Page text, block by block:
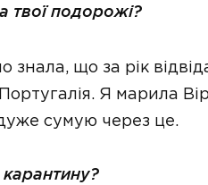
твої подорожі?
що за рік
Я марила
сумую через це.